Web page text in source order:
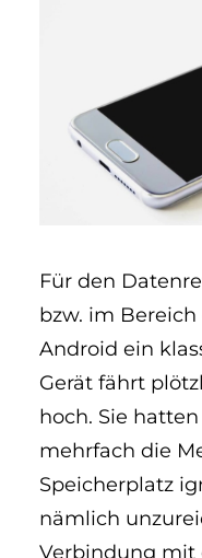
Für den
bzw. im
Android ein
Gerät fährt
hoch. Sie
mehrfach die
Speicherplatz
nämlich
Verbindung mit